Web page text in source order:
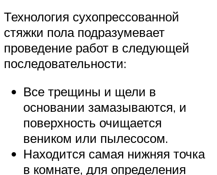
Технология сухопрессованной
стяжки пола подразумевает
проведение работ в следующей
последовательности:
Все трещины и щели в
основании замазываются, и
поверхность очищается
веником или пылесосом.
Находится самая нижняя точка
в комнате, для определения